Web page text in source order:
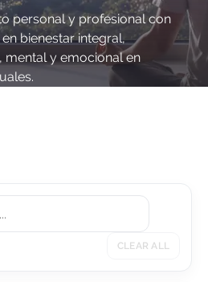
personal y profesional con
bienestar integral,
mental y emocional en
CLEAR ALL